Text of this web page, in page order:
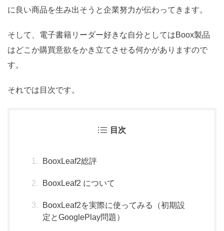
に良い商品を生み出そうと企業努力が伝わってきます。
そして、電子書籍リーダー好きな自分としてはBoox製品
はどこか購買意欲をかき立てさせる何かがありますので
す。
それでは目次です。
目次
BooxLeaf2総評
BooxLeaf2 について
BooxLeaf2を実際に使ってみる（初期設
定とGooglePlay問題）